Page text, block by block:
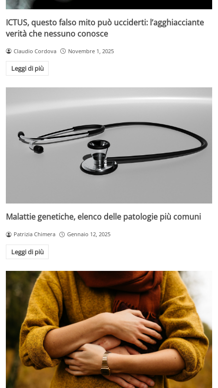
ICTUS, questo falso mito può ucciderti: l’agghiacciante
verità che nessuno conosce
Claudio Cordova Novembre 1, 2025
Leggi di più
Malattie genetiche, elenco delle patologie più comuni
Patrizia Chimera Gennaio 12, 2025
Leggi di più